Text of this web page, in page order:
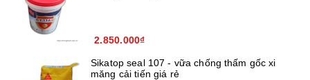
2.850.000₫
Sikatop seal 107 - vữa chống thấm gốc xi
măng cải tiến giá rẻ